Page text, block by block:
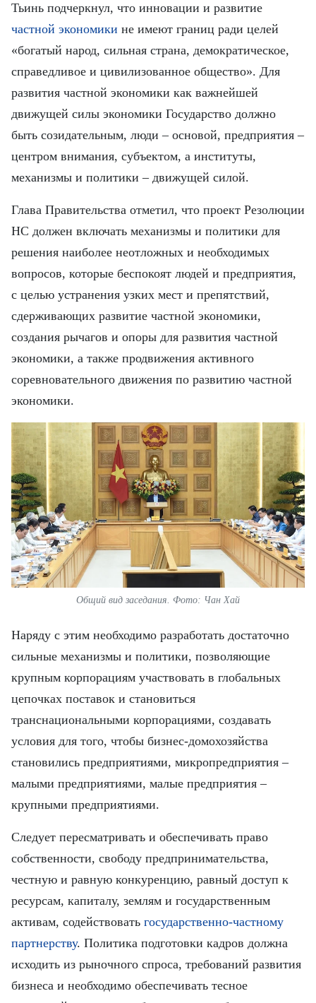
FRANÇAIS
ESPAÑOL
Тьинь подчеркнул, что инновации и развитие
частной экономики не имеют границ ради целей
«богатый народ, сильная страна, демократическое,
справедливое и цивилизованное общество». Для
развития частной экономики как важнейшей
движущей силы экономики Государство должно
быть созидательным, люди – основой, предприятия –
центром внимания, субъектом, а институты,
механизмы и политики – движущей силой.
Глава Правительства отметил, что проект Резолюции
НС должен включать механизмы и политики для
решения наиболее неотложных и необходимых
вопросов, которые беспокоят людей и предприятия,
с целью устранения узких мест и препятствий,
сдерживающих развитие частной экономики,
создания рычагов и опоры для развития частной
экономики, а также продвижения активного
соревновательного движения по развитию частной
экономики.
Общий вид заседания. Фото: Чан Хай
Наряду с этим необходимо разработать достаточно
сильные механизмы и политики, позволяющие
крупным корпорациям участвовать в глобальных
цепочках поставок и становиться
транснациональными корпорациями, создавать
условия для того, чтобы бизнес-домохозяйства
становились предприятиями, микропредприятия –
малыми предприятиями, малые предприятия –
крупными предприятиями.
Следует пересматривать и обеспечивать право
собственности, свободу предпринимательства,
честную и равную конкуренцию, равный доступ к
ресурсам, капиталу, землям и государственным
активам, содействовать государственно-частному
партнерству. Политика подготовки кадров должна
исходить из рыночного спроса, требований развития
бизнеса и необходимо обеспечивать тесное